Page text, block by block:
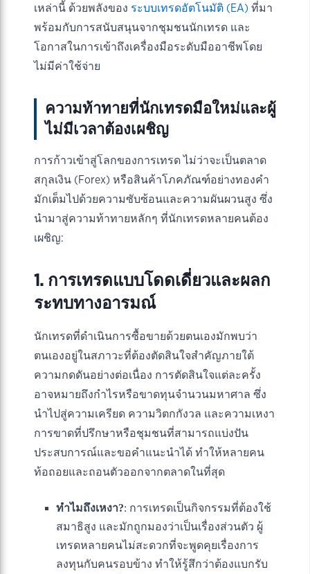
เหล่านี้ ด้วยพลังของ ระบบเทรดอัตโนมัติ (EA) ที่มา
พร้อมกับการสนับสนุนจากชุมชนนักเทรด และ
โอกาสในการเข้าถึงเครื่องมือระดับมืออาชีพโดย
ไม่มีค่าใช้จ่าย
ความท้าทายที่นักเทรดมือใหม่และผู้
ไม่มีเวลาต้องเผชิญ
การก้าวเข้าสู่โลกของการเทรด ไม่ว่าจะเป็นตลาด
สกุลเงิน (Forex) หรือสินค้าโภคภัณฑ์อย่างทองคำ
มักเต็มไปด้วยความซับซ้อนและความผันผวนสูง ซึ่ง
นำมาสู่ความท้าทายหลักๆ ที่นักเทรดหลายคนต้อง
เผชิญ:
1. การเทรดแบบโดดเดี่ยวและผลก
ระทบทางอารมณ์
นักเทรดที่ดำเนินการซื้อขายด้วยตนเองมักพบว่า
ตนเองอยู่ในสภาวะที่ต้องตัดสินใจสำคัญภายใต้
ความกดดันอย่างต่อเนื่อง การตัดสินใจแต่ละครั้ง
อาจหมายถึงกำไรหรือขาดทุนจำนวนมหาศาล ซึ่ง
นำไปสู่ความเครียด ความวิตกกังวล และความเหงา
การขาดที่ปรึกษาหรือชุมชนที่สามารถแบ่งปัน
ประสบการณ์และขอคำแนะนำได้ ทำให้หลายคน
ท้อถอยและถอนตัวออกจากตลาดในที่สุด
ทำไมถึงเหงา?: การเทรดเป็นกิจกรรมที่ต้องใช้
สมาธิสูง และมักถูกมองว่าเป็นเรื่องส่วนตัว ผู้
เทรดหลายคนไม่สะดวกที่จะพูดคุยเรื่องการ
ลงทุนกับคนรอบข้าง ทำให้รู้สึกว่าต้องแบกรับ